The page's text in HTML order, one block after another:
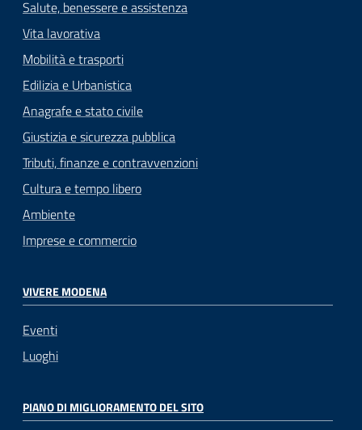
Salute, benessere e assistenza
Vita lavorativa
Mobilità e trasporti
Edilizia e Urbanistica
Anagrafe e stato civile
Giustizia e sicurezza pubblica
Tributi, finanze e contravvenzioni
Cultura e tempo libero
Ambiente
Imprese e commercio
VIVERE MODENA
Eventi
Luoghi
PIANO DI MIGLIORAMENTO DEL SITO